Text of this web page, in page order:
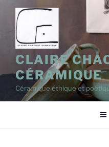
Aller
contenu
principal
CLAIRE
CÉRAMIQUE
Céramique éthique et